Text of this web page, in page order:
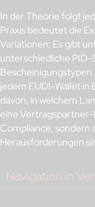
In der Theorie folgt
Praxis bedeutet die
Variationen: Es gibt
unterschiedliche
jedem EUDI-Wallet in
davon, in welchem
eine
Compliance, sondern
Herausforderungen
Navigation in